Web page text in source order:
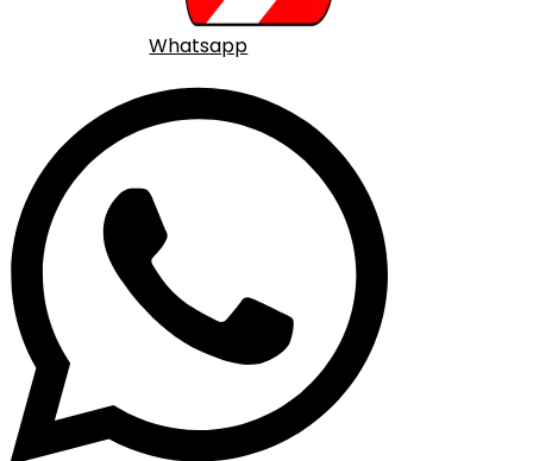
Whatsapp